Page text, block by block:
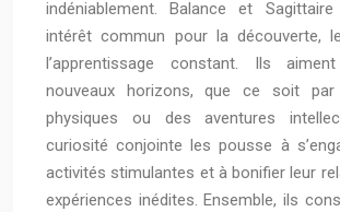
indéniablement. Balance et
intérêt commun pour la découverte,
l’apprentissage constant. Ils
nouveaux horizons, que ce soit par
physiques ou des aventures
curiosité conjointe les pousse à
activités stimulantes et à bonifier leur
expériences inédites. Ensemble, ils